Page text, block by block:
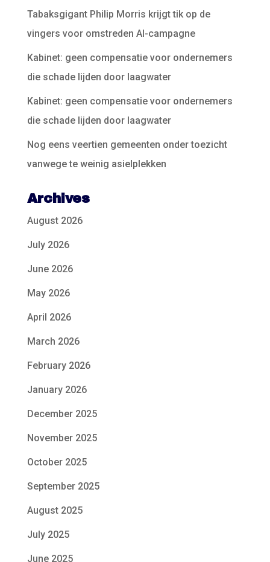
Tabaksgigant Philip Morris krijgt tik op de
vingers voor omstreden AI-campagne
Kabinet: geen compensatie voor ondernemers
die schade lijden door laagwater
Kabinet: geen compensatie voor ondernemers
die schade lijden door laagwater
Nog eens veertien gemeenten onder toezicht
vanwege te weinig asielplekken
Archives
August 2026
July 2026
June 2026
May 2026
April 2026
March 2026
February 2026
January 2026
December 2025
November 2025
October 2025
September 2025
August 2025
July 2025
June 2025